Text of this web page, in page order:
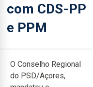
com CDS-PP
e PPM
O Conselho Regional
do PSD/Açores,